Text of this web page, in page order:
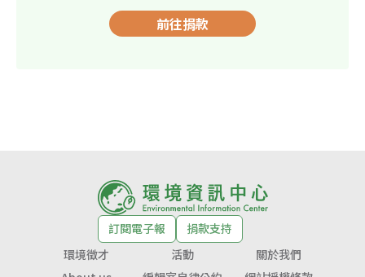
前往捐款
訂閱電子報
捐款支持
環境徵才
活動
關於我們